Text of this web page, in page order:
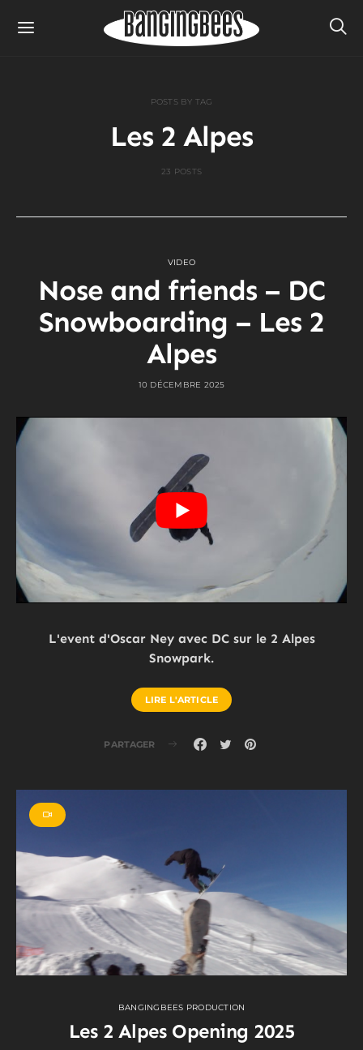
POSTS BY TAG
Les 2 Alpes
23 POSTS
VIDEO
Nose and friends – DC
Snowboarding – Les 2
Alpes
10 DÉCEMBRE 2025
L'event d'Oscar Ney avec DC sur le 2 Alpes
Snowpark.
LIRE L'ARTICLE
PARTAGER
BANGINGBEES PRODUCTION
Les 2 Alpes Opening 2025